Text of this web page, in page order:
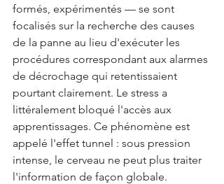
formés, expérimentés — se sont
focalisés sur la recherche des causes
de la panne au lieu d'exécuter les
procédures correspondant aux alarmes
de décrochage qui retentissaient
pourtant clairement. Le stress a
littéralement bloqué l'accès aux
apprentissages. Ce phénomène est
appelé l'effet tunnel : sous pression
intense, le cerveau ne peut plus traiter
l'information de façon globale.